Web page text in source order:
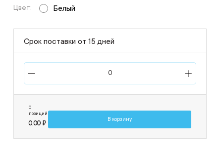
Цвет: Белый
Срок поставки от 15 дней
0
позиций
0,00 ₽
В корзину